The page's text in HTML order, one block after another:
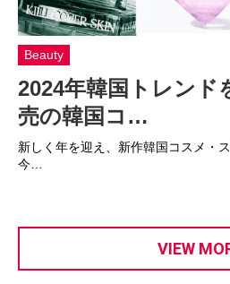
Beauty
2024年韓国トレン
売の韓国コ…
新しく年を迎え、新作韓国コスメ・
今…
VIEW